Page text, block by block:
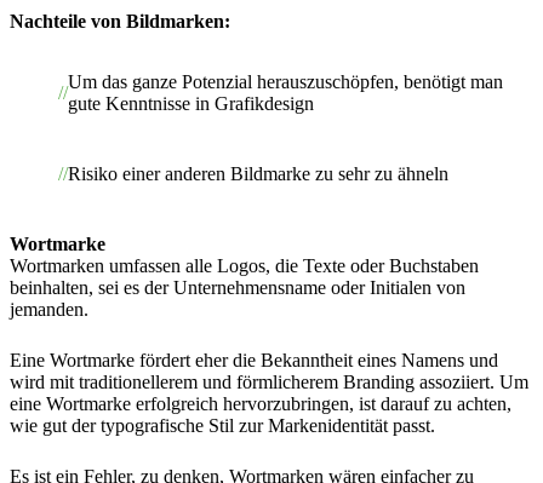
Nachteile von Bildmarken:
Um das ganze Potenzial herauszuschöpfen, benötigt man
gute Kenntnisse in Grafikdesign
Risiko einer anderen Bildmarke zu sehr zu ähneln
Wortmarke
Wortmarken umfassen alle Logos, die Texte oder Buchstaben
beinhalten, sei es der Unternehmensname oder Initialen von
jemanden.
Eine Wortmarke fördert eher die Bekanntheit eines Namens und
wird mit traditionellerem und förmlicherem Branding assoziiert. Um
eine Wortmarke erfolgreich hervorzubringen, ist darauf zu achten,
wie gut der typografische Stil zur Markenidentität passt.
Es ist ein Fehler, zu denken, Wortmarken wären einfacher zu